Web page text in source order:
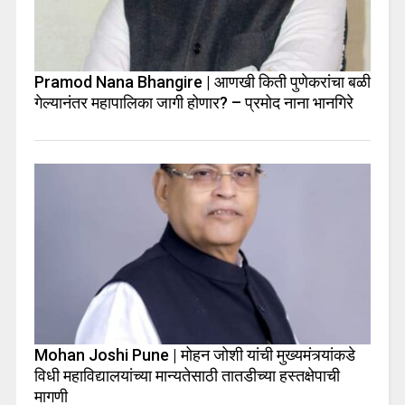
Pramod Nana Bhangire | आणखी किती पुणेकरांचा बळी
गेल्यानंतर महापालिका जागी होणार? – प्रमोद नाना भानगिरे
Mohan Joshi Pune | मोहन जोशी यांची मुख्यमंत्र्यांकडे
विधी महाविद्यालयांच्या मान्यतेसाठी तातडीच्या हस्तक्षेपाची
मागणी